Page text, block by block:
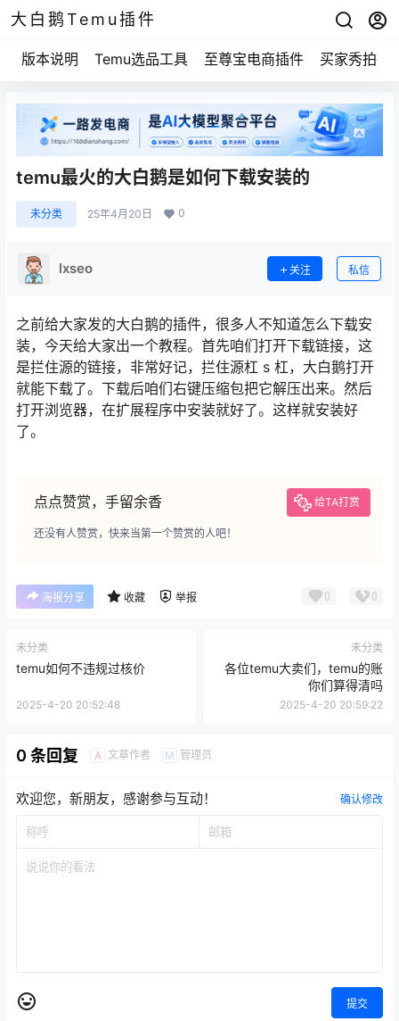
大白鹅Temu插件
版本说明 Temu选品工具 至尊宝电商插件 买家秀拍摄
temu最火的大白鹅是如何下载安装的
未分类 25年4月20日 0
lxseo 关注 私信
之前给大家发的大白鹅的插件，很多人不知道怎么下载安
装，今天给大家出一个教程。首先咱们打开下载链接，这
是拦住源的链接，非常好记，拦住源杠 s 杠，大白鹅打开
就能下载了。下载后咱们右键压缩包把它解压出来。然后
打开浏览器，在扩展程序中安装就好了。这样就安装好
了。
点点赞赏，手留余香 给TA打赏
还没有人赞赏，快来当第一个赞赏的人吧！
海报分享 收藏 举报 0 0
未分类
temu如何不违规过核价
2025-4-20 20:52:48
未分类
各位temu大卖们，temu的账
你们算得清吗
2025-4-20 20:59:22
0 条回复 A 文章作者 M 管理员
欢迎您，新朋友，感谢参与互动！ 确认修改
提交